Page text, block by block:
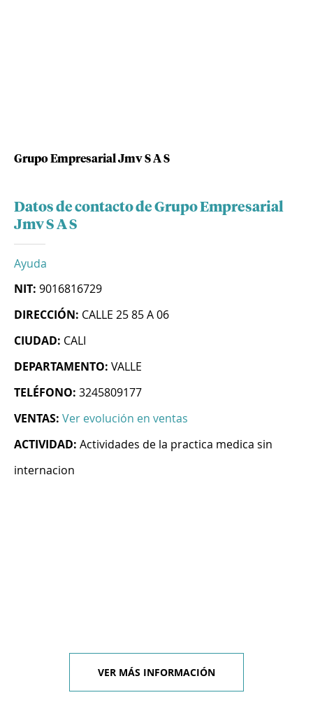
Grupo Empresarial Jmv S A S
Datos de contacto de Grupo Empresarial
Jmv S A S
Ayuda
NIT: 9016816729
DIRECCIÓN: CALLE 25 85 A 06
CIUDAD: CALI
DEPARTAMENTO: VALLE
TELÉFONO: 3245809177
VENTAS: Ver evolución en ventas
ACTIVIDAD: Actividades de la practica medica sin
internacion
VER MÁS INFORMACIÓN